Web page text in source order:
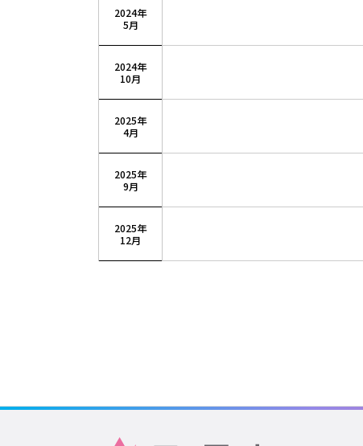
2024年
5月
2024年
10月
2025年
4月
2025年
9月
2025年
12月